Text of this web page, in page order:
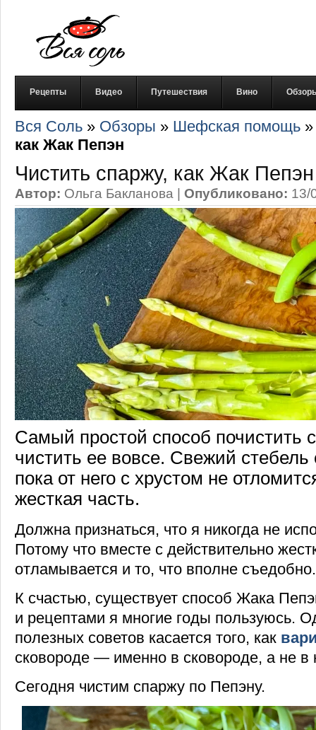
Рецепты Видео Путешествия Вино
Вся Соль » Обзоры » Шефская помощь
как Жак Пепэн
Чистить спаржу, как Жак Пепэн
Автор: Ольга Бакланова | Опубликовано: 13/
Самый простой способ почистить
чистить ее вовсе. Свежий стебель
пока от него с хрустом не
жесткая часть.
Должна признаться, что я никогда не
Потому что вместе с действительно
отламывается и то, что вполне съедобно.
К счастью, существует способ Жака
и рецептами я многие годы пользуюсь.
полезных советов касается того, как
сковороде — именно в сковороде, а не в
Сегодня чистим спаржу по Пепэну.